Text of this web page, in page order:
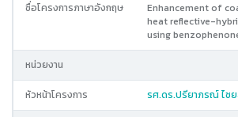
ชื่อโครงการภาษาอังกฤษ
Enhancement of
heat reflective-
using
หน่วยงาน
หัวหน้าโครงการ รศ.ดร.ปรียาภรณ์ ไช